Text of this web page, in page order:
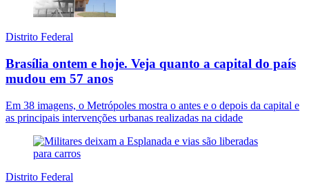
Distrito Federal
Brasília ontem e hoje. Veja quanto a capital do país
mudou em 57 anos
Em 38 imagens, o Metrópoles mostra o antes e o depois da capital e
as principais intervenções urbanas realizadas na cidade
Distrito Federal